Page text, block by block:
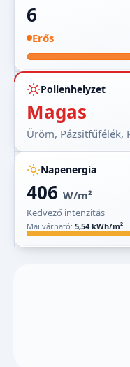
6
Erős
Pollenhelyzet
Magas
Üröm, Pázsitfűfélék,
Napenergia
406 W/m²
Kedvező intenzitás
Mai várható: 5,54 kWh/m²